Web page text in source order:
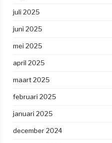
juli 2025
juni 2025
mei 2025
april 2025
maart 2025
februari 2025
januari 2025
december 2024